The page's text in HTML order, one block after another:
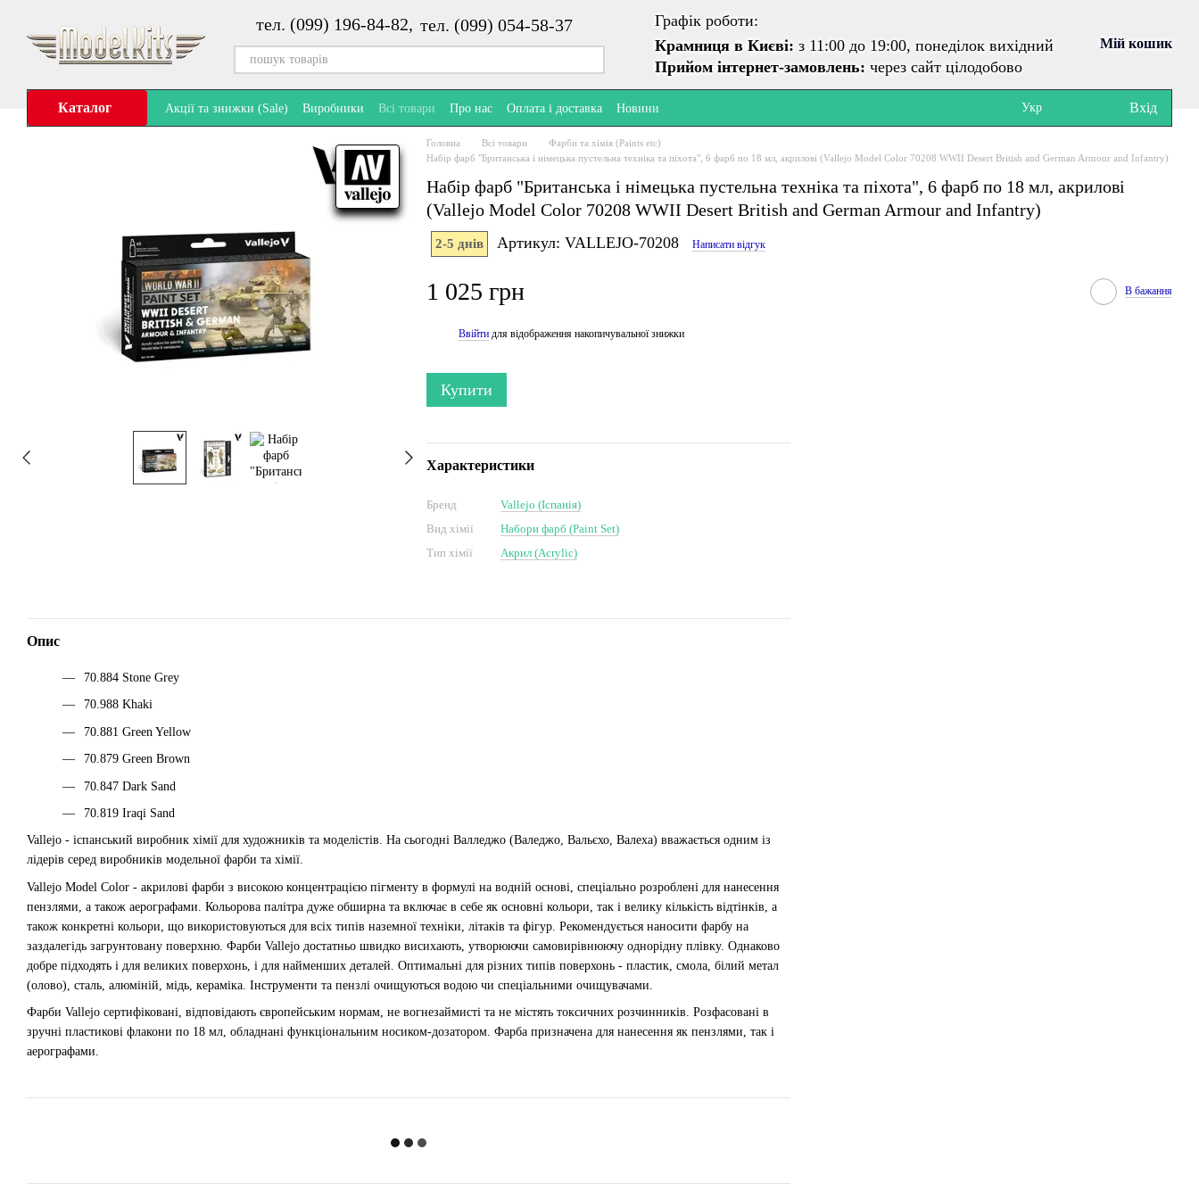
тел. (099) 196-84-82, тел. (099) 054-58-37
Графік роботи:
Крамниця в Києві: з 11:00 до 19:00, понеділок вихідний
Прийом інтернет-замовлень: через сайт цілодобово
Мій кошик
Каталог Акції та знижки (Sale) Виробники Всі товари Про нас Оплата і доставка Новини Укр Вхід
Головна Всі товари
Фарби та хімія (Paints etc)
Набір фарб "Британська і німецька пустельна техніка та піхота", 6 фарб по 18 мл, акрилові (Vallejo Model Color 70208 WWII Desert British and German Armour and Infantry)
Набір фарб "Британська і німецька пустельна техніка та піхота", 6 фарб по 18 мл, акрилові
(Vallejo Model Color 70208 WWII Desert British and German Armour and Infantry)
2-5 днів Артикул: VALLEJO-70208 Написати відгук
1 025 грн В бажання
Ввійти для відображення накопичувальної знижки
Купити
Характеристики
Бренд
Vallejo (Іспанія)
Вид хімії
Набори фарб (Paint Set)
Тип хімії
Акрил (Acrylic)
Опис
70.884 Stone Grey
70.988 Khaki
70.881 Green Yellow
70.879 Green Brown
70.847 Dark Sand
70.819 Iraqi Sand
Vallejo - іспанський виробник хімії для художників та моделістів. На сьогодні Валледжо (Валеджо, Вальєхо, Валеха) вважається одним із
лідерів серед виробників модельної фарби та хімії.
Vallejo Model Color - акрилові фарби з високою концентрацією пігменту в формулі на водній основі, спеціально розроблені для нанесення
пензлями, а також аерографами. Кольорова палітра дуже обширна та включає в себе як основні кольори, так і велику кількість відтінків, а
також конкретні кольори, що використовуються для всіх типів наземної техніки, літаків та фігур. Рекомендується наносити фарбу на
заздалегідь загрунтовану поверхню. Фарби Vallejo достатньо швидко висихають, утворюючи самовирівнюючу однорідну плівку. Однаково
добре підходять і для великих поверхонь, і для найменших деталей. Оптимальні для різних типів поверхонь - пластик, смола, білий метал
(олово), сталь, алюміній, мідь, кераміка. Інструменти та пензлі очищуються водою чи спеціальними очищувачами.
Фарби Vallejo сертифіковані, відповідають європейським нормам, не вогнезаймисті та не містять токсичних розчинників. Розфасовані в
зручні пластикові флакони по 18 мл, обладнані функціональним носиком-дозатором. Фарба призначена для нанесення як пензлями, так і
аерографами.